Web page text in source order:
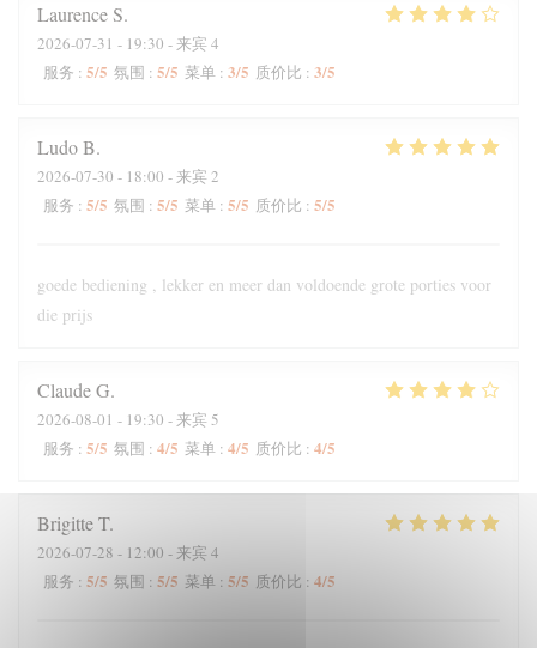
Laurence S
2026-07-31 - 19:30 - 来宾 4
服务 : 5/5 氛围 : 5/5 菜单 : 3/5 质价比 : 3/5
LudoB
2026-07-30 - 18:00 - 来宾 2
服务 : 5/5 氛围 : 5/5 菜单 : 5/5 质价比 : 5/5
goede bediening , lekker en meer dan voldoende grote porties voor
die prijs
ClaudeG
2026-08-01 - 19:30 - 来宾 5
服务 : 5/5 氛围 : 4/5 菜单 : 4/5 质价比 : 4/5
BrigitteT
2026-07-28 - 12:00 - 来宾 4
服务 : 5/5 氛围 : 5/5 菜单 : 5/5 质价比 : 4/5